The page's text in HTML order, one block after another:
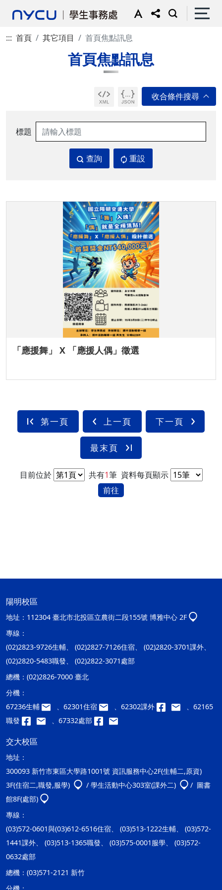
::: 首頁 其它項目 首頁焦點訊息
首頁焦點訊息
標題
查詢 重設
「應援舞」 X 「應援人偶」徵選
第一頁 上一頁 下一頁
最末頁
目前位於 共有1筆 資料每頁顯示
前往
陽明校區
地址： 112304 臺北市北投區立農街二段155號 博雅中心 2F
專線：
(02)2823-9726生輔、 (02)2827-7126住宿、 (02)2820-3701課外、
(02)2820-5483職發、 (02)2822-3071處部
總機： (02)2826-7000 臺北
分機：
67236生輔
、62301住宿 、62302課外
、62165
職發
、67332處部
交大校區
地址：
300093 新竹市東區大學路1001號 資訊服務中心2F(生輔二,原資)
3F(住宿二,職發,服學)
/ 學生活動中心303室(課外二)
/ 圖書
館8F(處部)
專線：
(03)572-0601與(03)612-6516住宿、 (03)513-1222生輔、 (03)572-
1441課外、 (03)513-1365職發、 (03)575-0001服學、 (03)572-
0632處部
總機： (03)571-2121 新竹